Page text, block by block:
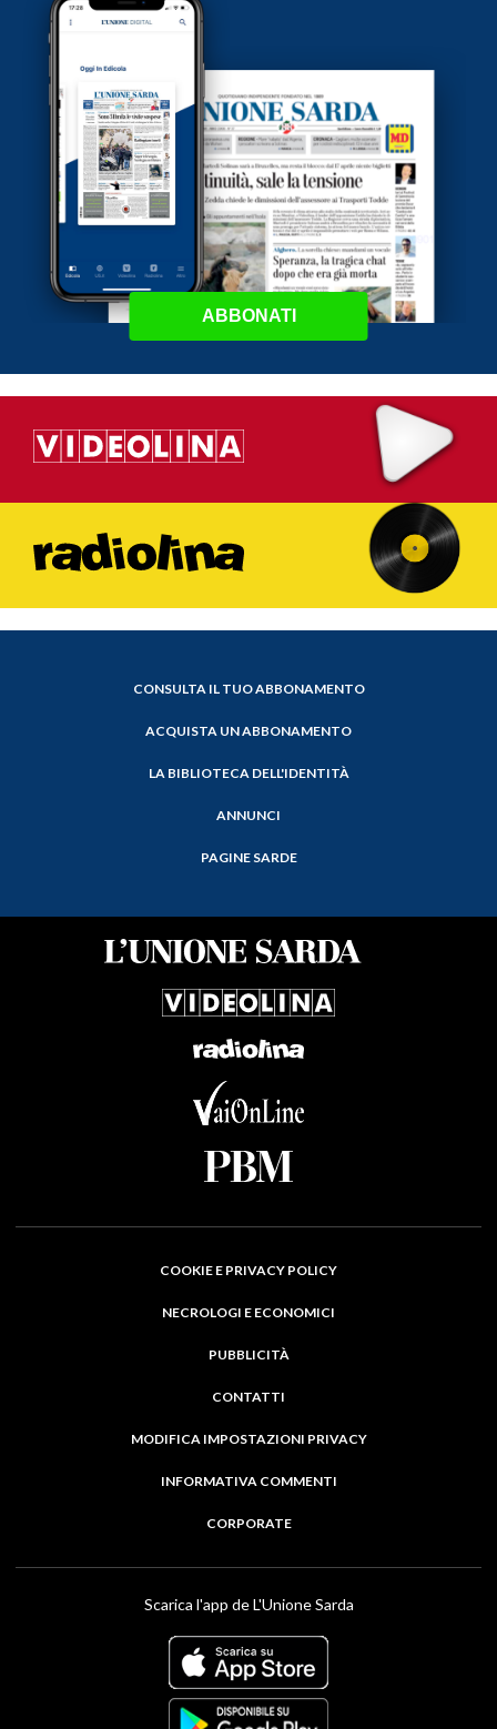
ABBONATI
CONSULTA IL TUO ABBONAMENTO
ACQUISTA UN ABBONAMENTO
LA BIBLIOTECA DELL'IDENTITÀ
ANNUNCI
PAGINE SARDE
COOKIE E PRIVACY POLICY
NECROLOGI E ECONOMICI
PUBBLICITÀ
CONTATTI
MODIFICA IMPOSTAZIONI PRIVACY
INFORMATIVA COMMENTI
CORPORATE
Scarica l'app de L'Unione Sarda